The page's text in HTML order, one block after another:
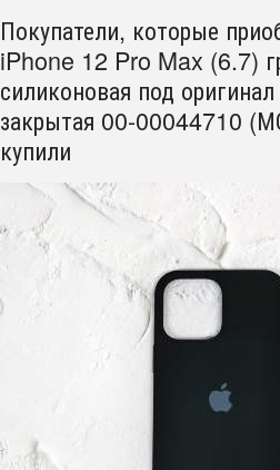
Покупатели, которые
iPhone 12 Pro Max (6.7)
силиконовая под
закрытая 00-00044710
купили